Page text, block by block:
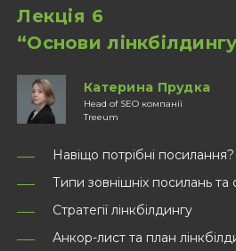
Лекція 6
“Основи
Катерина Прудка
Head of SEO компанії
Treeum
Навіщо потрібні посилання?
Типи зовнішніх посилань та
Стратегії лінкбілдингу
Анкор-лист та план